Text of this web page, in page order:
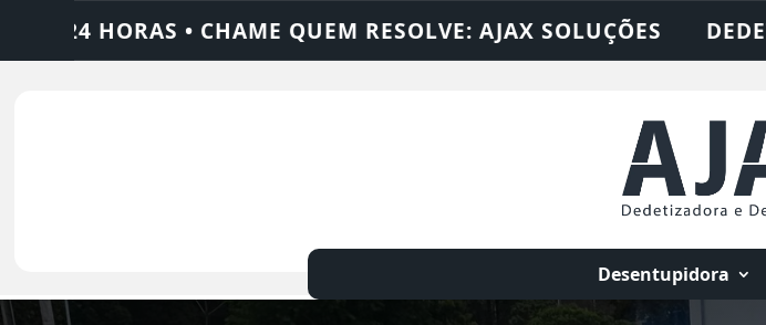
AJAX SOLUÇÕES DEDETIZADORA • DESENTUPIDORA •
Desentupidora